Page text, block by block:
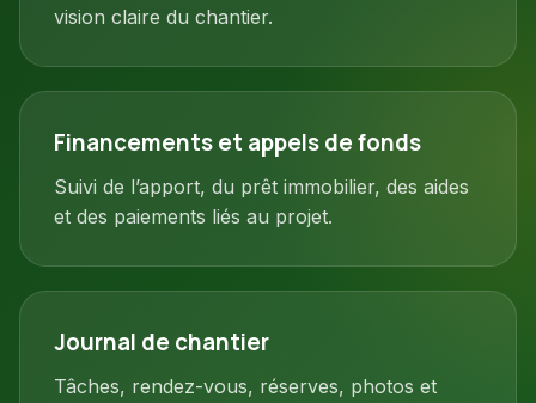
vision claire du chantier.
Financements et appels de fonds
Suivi de l’apport, du prêt immobilier, des aides
et des paiements liés au projet.
Journal de chantier
Tâches, rendez-vous, réserves, photos et